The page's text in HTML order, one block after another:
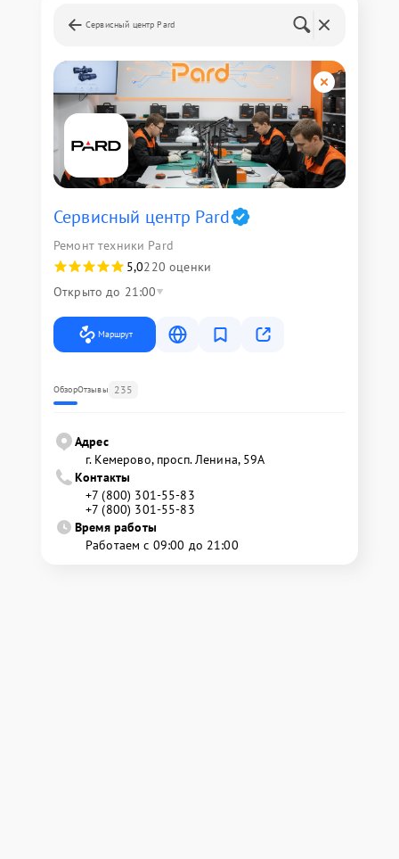
Сервисный центр Pard
Сервисный центр Pard
Ремонт техники Pard
5,0220 оценки
Открыто до 21:00
Маршрут
ОбзорОтзывы 235
Адрес
г. Кемерово, просп. Ленина, 59А
Контакты
+7 (800) 301-55-83
+7 (800) 301-55-83
Время работы
Работаем с 09:00 до 21:00